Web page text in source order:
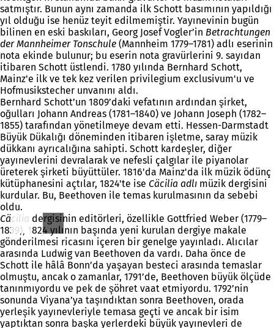
satmıştır. Bunun aynı zamanda ilk Schott basımının yapıldığı
yıl olduğu ise henüz teyit edilmemiştir. Yayınevinin bugün
bilinen en eski baskıları, Georg Josef Vogler’in Betrachtungen
der Mannheimer Tonschule (Mannheim 1779–1781) adlı eserinin
nota ekinde bulunur; bu eserin nota gravürlerini 9. sayıdan
itibaren Schott üstlendi. 1780 yılında Bernhard Schott,
Mainz'e ilk ve tek kez verilen privilegium exclusivum'u ve
Hofmusikstecher unvanını aldı.
Bernhard Schott’un 1809’daki vefatının ardından şirket,
oğulları Johann Andreas (1781–1840) ve Johann Joseph (1782–
1855) tarafından yönetilmeye devam etti. Hessen-Darmstadt
Büyük Dükalığı döneminden itibaren işletme, saray müzik
dükkanı ayrıcalığına sahipti. Schott kardeşler, diğer
yayınevlerini devralarak ve nefesli çalgılar ile piyanolar
üreterek şirketi büyüttüler. 1816'da Mainz'da ilk müzik ödünç
kütüphanesini açtılar, 1824'te ise Cäcilia adlı müzik dergisini
kurdular. Bu, Beethoven ile temas kurulmasının da sebebi
oldu.
Cäcilia dergisinin editörleri, özellikle Gottfried Weber (1779–
1839), 1824 yılının başında yeni kurulan dergiye makale
gönderilmesi ricasını içeren bir genelge yayınladı. Alıcılar
arasında Ludwig van Beethoven da vardı. Daha önce de
Schott ile hâlâ Bonn’da yaşayan besteci arasında temaslar
olmuştu, ancak o zamanlar, 1791’de, Beethoven büyük ölçüde
tanınmıyordu ve pek de şöhret vaat etmiyordu. 1792’nin
sonunda Viyana’ya taşındıktan sonra Beethoven, orada
yerleşik yayınevleriyle temasa geçti ve ancak bir isim
yaptıktan sonra başka yerlerdeki büyük yayınevleri de